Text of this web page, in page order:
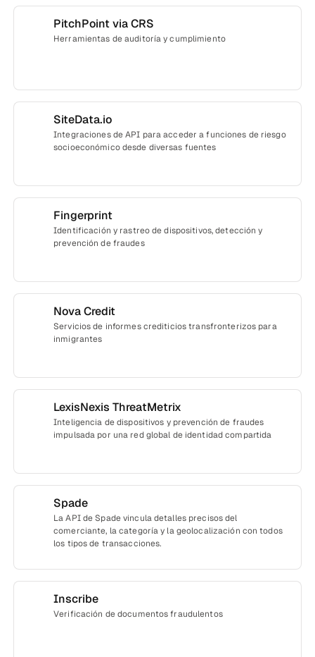
PitchPoint via CRS
Herramientas de auditoría y cumplimiento
SiteData.io
Integraciones de API para acceder a funciones de riesgo
socioeconómico desde diversas fuentes
Fingerprint
Identificación y rastreo de dispositivos, detección y
prevención de fraudes
Nova Credit
Servicios de informes crediticios transfronterizos para
inmigrantes
LexisNexis ThreatMetrix
Inteligencia de dispositivos y prevención de fraudes
impulsada por una red global de identidad compartida
Spade
La API de Spade vincula detalles precisos del
comerciante, la categoría y la geolocalización con todos
los tipos de transacciones.
Inscribe
Verificación de documentos fraudulentos